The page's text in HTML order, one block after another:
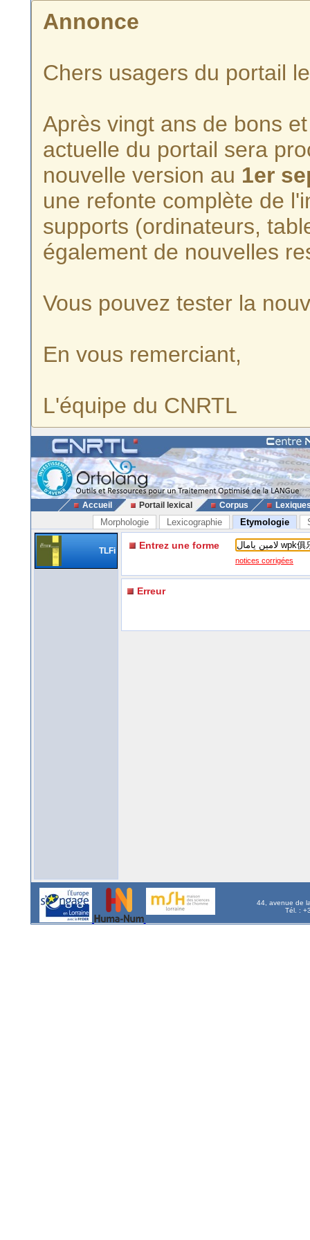
Annonce
Chers usagers du portail
Après vingt ans de bons
actuelle du portail sera
nouvelle version au 1er
une refonte complète de
supports (ordinateurs,
également de nouvelles
Vous pouvez tester la
En vous remerciant,
L'équipe du CNRTL
Accueil Portail lexical Corpus
Morphologie Lexicographie Etymologie
TLFi Entrez une forme
notices corrigées
Erreur
44, avenue de
Tél. :